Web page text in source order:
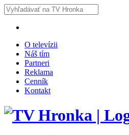
O televízii
Náš tím
Partneri
Reklama
Cenník
Kontakt